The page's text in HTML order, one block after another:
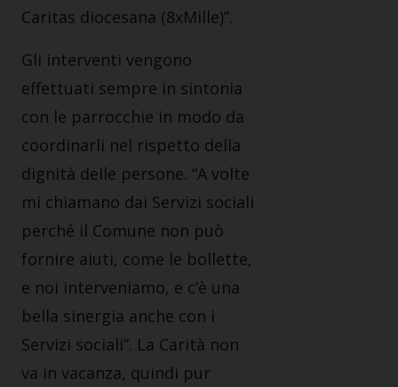
Caritas diocesana (8xMille)”.
Gli interventi vengono
effettuati sempre in sintonia
con le parrocchie in modo da
coordinarli nel rispetto della
dignità delle persone. “A volte
mi chiamano dai Servizi sociali
perché il Comune non può
fornire aiuti, come le bollette,
e noi interveniamo, e c’è una
bella sinergia anche con i
Servizi sociali”. La Carità non
va in vacanza, quindi pur